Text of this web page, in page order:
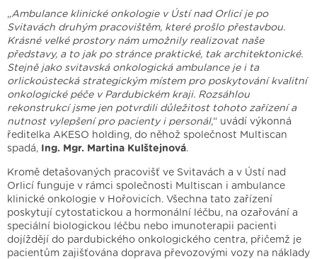
„Ambulance klinické onkologie v Ústí nad Orlicí je po
Svitavách druhým pracovištěm, které prošlo přestavbou.
Krásné velké prostory nám umožnily realizovat naše
představy, a to jak po stránce praktické, tak architektonické.
Stejně jako svitavská onkologická ambulance je i ta
orlickoústecká strategickým místem pro poskytování kvalitní
onkologické péče v Pardubickém kraji. Rozsáhlou
rekonstrukcí jsme jen potvrdili důležitost tohoto zařízení a
nutnost vylepšení pro pacienty i personál,“ uvádí výkonná
ředitelka AKESO holding, do něhož společnost Multiscan
spadá, Ing. Mgr. Martina Kulštejnová.
Kromě detašovaných pracovišť ve Svitavách a v Ústí nad
Orlicí funguje v rámci společnosti Multiscan i ambulance
klinické onkologie v Hořovicích. Všechna tato zařízení
poskytují cytostatickou a hormonální léčbu, na ozařování a
speciální biologickou léčbu nebo imunoterapii pacienti
dojíždějí do pardubického onkologického centra, přičemž je
pacientům zajišťována doprava převozovými vozy na náklady